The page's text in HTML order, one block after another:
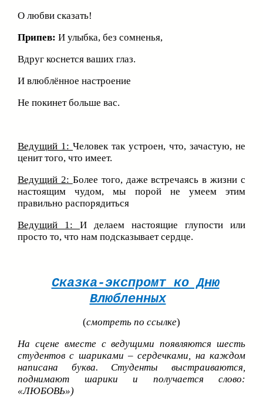
О любви сказать!
Припев: И улыбка, без сомненья,
Вдруг коснется ваших глаз.
И влюблённое настроение
Не покинет больше вас.
Ведущий 1: Человек так устроен, что, зачастую, не
ценит того, что имеет.
Ведущий 2: Более того, даже встречаясь в жизни с
настоящим чудом, мы порой не умеем этим
правильно распорядиться
Ведущий 1: И делаем настоящие глупости или
просто то, что нам подсказывает сердце.
Сказка-экспромт ко Дню
Влюбленных
(смотреть по ссылке)
На сцене вместе с ведущими появляются шесть
студентов с шариками – сердечками, на каждом
написана буква. Студенты выстраиваются,
поднимают шарики и получается слово:
«ЛЮБОВЬ»)